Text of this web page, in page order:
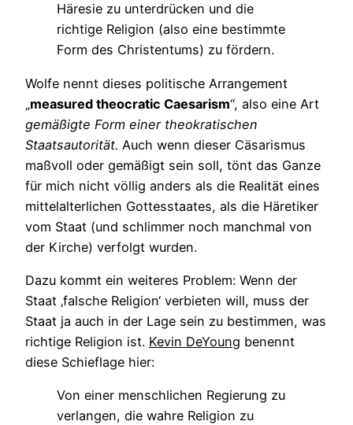
Häresie zu unterdrücken und die
richtige Religion (also eine bestimmte
Form des Christentums) zu fördern.
Wolfe nennt dieses politische Arrangement
„measured theocratic Caesarism“, also eine Art
gemäßigte Form einer theokratischen
Staatsautorität. Auch wenn dieser Cäsarismus
maßvoll oder gemäßigt sein soll, tönt das Ganze
für mich nicht völlig anders als die Realität eines
mittelalterlichen Gottesstaates, als die Häretiker
vom Staat (und schlimmer noch manchmal von
der Kirche) verfolgt wurden.
Dazu kommt ein weiteres Problem: Wenn der
Staat ‚falsche Religion‘ verbieten will, muss der
Staat ja auch in der Lage sein zu bestimmen, was
richtige Religion ist. Kevin DeYoung benennt
diese Schieflage hier:
Von einer menschlichen Regierung zu
verlangen, die wahre Religion zu